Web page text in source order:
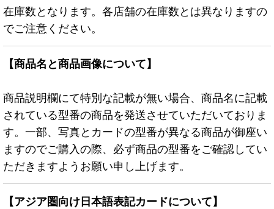
在庫数となります。各店舗の在庫数とは異なりますの
でご注意ください。
【商品名と商品画像について】
商品説明欄にて特別な記載が無い場合、商品名に記載
されている型番の商品を発送させていただいておりま
す。一部、写真とカードの型番が異なる商品が御座い
ますのでご購入の際、必ず商品の型番をご確認してい
ただきますようお願い申し上げます。
【アジア圏向け日本語表記カードについて】